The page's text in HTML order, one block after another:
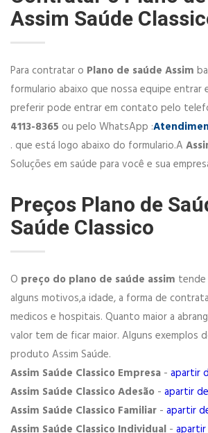
Assim Saúde
Para contratar o Plano de saúde Assim
formulario abaixo que nossa equipe entrar
preferir pode entrar em contato pelo
4113-8365 ou pelo WhatsApp :
. que está logo abaixo do formulario.A
Soluções em saúde para você e sua
Preços Plano de
Saúde Classico
O preço do plano de saúde assim tende
alguns motivos,a idade, a forma de
medicos e hospitais. Quanto maior a
valor tem de ficar maior. Alguns exemplos
produto Assim Saúde.
Assim Saúde Classico Empresa - apartir
Assim Saúde Classico Adesão - apartir
Assim Saúde Classico Familiar - apartir
Assim Saúde Classico Individual - apartir